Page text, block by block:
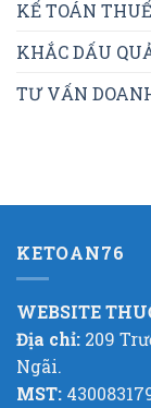
KẾ TOÁN
KHẮC DẤU
TƯ VẤN
KETOAN76
WEBSITE
Địa chỉ: 209
Ngãi.
MST: